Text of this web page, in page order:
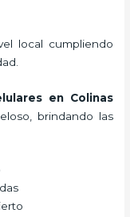
local cumpliendo
en Colinas
brindando las